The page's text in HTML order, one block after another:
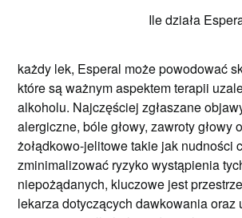
Ile działa
każdy lek, Esperal może powodować
które są ważnym aspektem terapii
alkoholu. Najczęściej zgłaszane
alergiczne, bóle głowy, zawroty głowy
żołądkowo-jelitowe takie jak nudności
zminimalizować ryzyko wystąpienia
niepożądanych, kluczowe jest
lekarza dotyczących dawkowania oraz